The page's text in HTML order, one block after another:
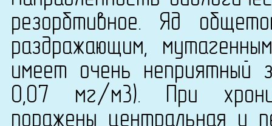
резорбтивное. Яд
раздражающим,
имеет очень неприятный
0,07 мг/м3). При
поражены центральная и